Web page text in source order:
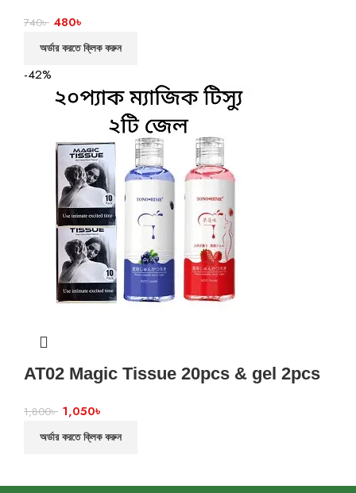
740৳ 480৳
অর্ডার করতে ক্লিক করুন
-42%
AT02 Magic Tissue 20pcs & gel 2pcs
1,800৳ 1,050৳
অর্ডার করতে ক্লিক করুন